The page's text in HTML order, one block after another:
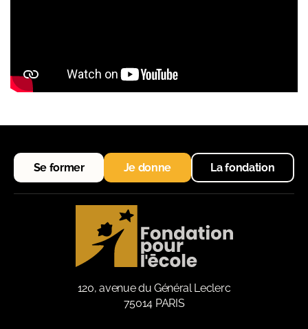
Se former Je donne La fondation
120, avenue du Général Leclerc
75014 PARIS